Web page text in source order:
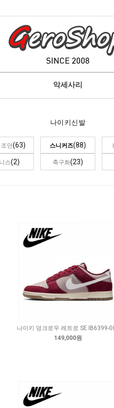
악세사리
나이키신발
던(63) 스니커즈(88)
스(2) 축구화(23)
나이키 덩크로우 레트로 SE IB6399-
149,000원